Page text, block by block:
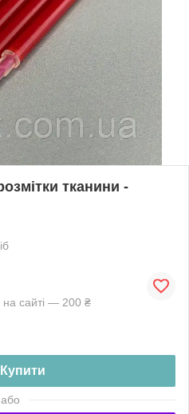
тканини -
на сайті — 200 ₴
Купити
або